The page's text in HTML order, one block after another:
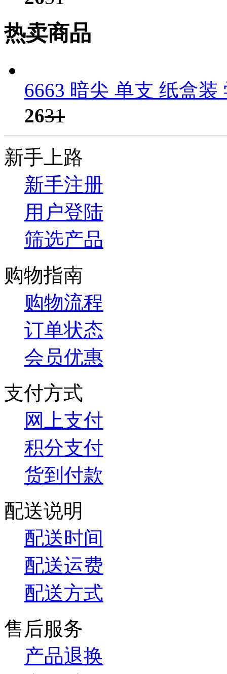
热卖商品
6663 暗尖 单支 纸盒
2631
新手上路
新手注册
用户登陆
筛选产品
购物指南
购物流程
订单状态
会员优惠
支付方式
网上支付
积分支付
货到付款
配送说明
配送时间
配送运费
配送方式
售后服务
产品退换